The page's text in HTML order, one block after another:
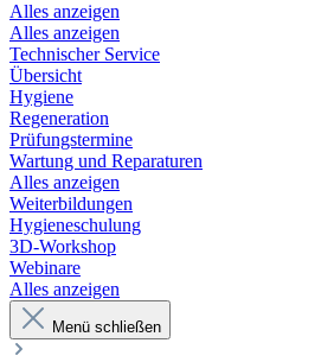
Alles anzeigen
Alles anzeigen
Technischer Service
Übersicht
Hygiene
Regeneration
Prüfungstermine
Wartung und Reparaturen
Alles anzeigen
Weiterbildungen
Hygieneschulung
3D-Workshop
Webinare
Alles anzeigen
Menü schließen